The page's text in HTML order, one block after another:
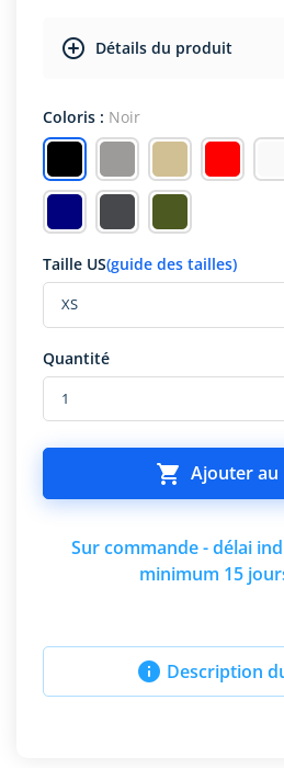
Détails du produit
Coloris : Noir
Taille US(guide des tailles)
Quantité
 Ajouter au
Sur commande - délai
minimum 15
 Description